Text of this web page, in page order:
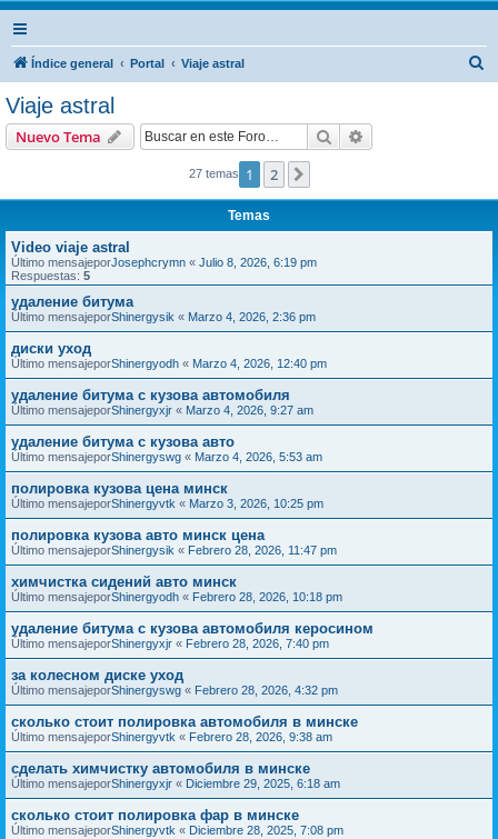
Índice general Portal Viaje astral
Viaje astral
Nuevo Tema Buscar
27 temas 1 2
Temas
Video viaje astral
Último mensajeporJosephcrymn « Julio 8, 2026, 6:19 pm
Respuestas: 5
удаление битума
Último mensajeporShinergysik « Marzo 4, 2026, 2:36 pm
диски уход
Último mensajeporShinergyodh « Marzo 4, 2026, 12:40 pm
удаление битума с кузова автомобиля
Último mensajeporShinergyxjr « Marzo 4, 2026, 9:27 am
удаление битума с кузова авто
Último mensajeporShinergyswg « Marzo 4, 2026, 5:53 am
полировка кузова цена минск
Último mensajeporShinergyvtk « Marzo 3, 2026, 10:25 pm
полировка кузова авто минск цена
Último mensajeporShinergysik « Febrero 28, 2026, 11:47 pm
химчистка сидений авто минск
Último mensajeporShinergyodh « Febrero 28, 2026, 10:18 pm
удаление битума с кузова автомобиля керосином
Último mensajeporShinergyxjr « Febrero 28, 2026, 7:40 pm
за колесном диске уход
Último mensajeporShinergyswg « Febrero 28, 2026, 4:32 pm
сколько стоит полировка автомобиля в минске
Último mensajeporShinergyvtk « Febrero 28, 2026, 9:38 am
сделать химчистку автомобиля в минске
Último mensajeporShinergyxjr « Diciembre 29, 2025, 6:18 am
сколько стоит полировка фар в минске
Último mensajeporShinergyvtk « Diciembre 28, 2025, 7:08 pm